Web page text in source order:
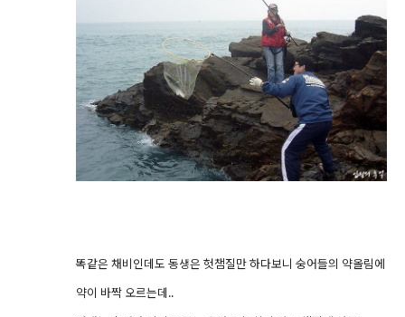
똑같은 채비인데도 동생은 헛챔질만 하다보니 숭어들의 약올림에
약이 바짝 오르는데..